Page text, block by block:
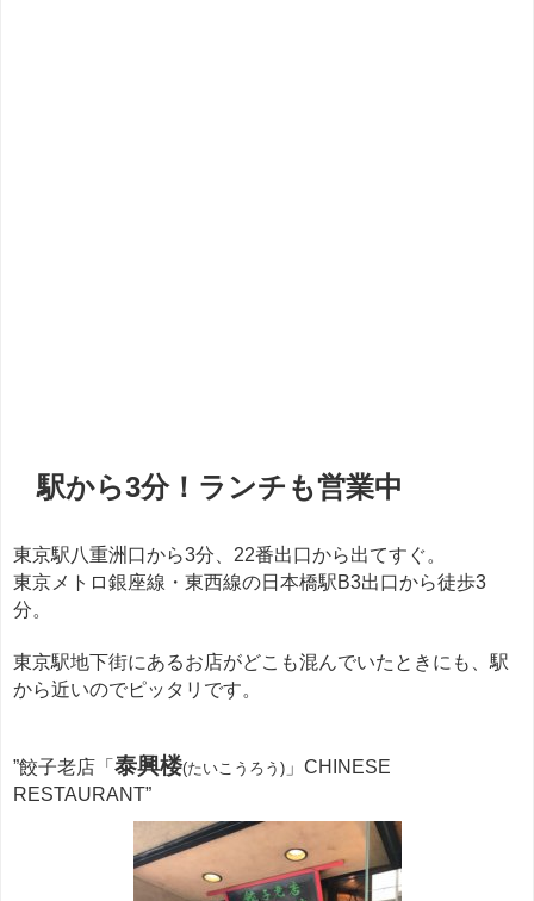
駅から3分！ランチも営業中
東京駅八重洲口から3分、22番出口から出てすぐ。
東京メトロ銀座線・東西線の日本橋駅B3出口から徒歩3
分。
東京駅地下街にあるお店がどこも混んでいたときにも、駅
から近いのでピッタリです。
”餃子老店「 泰興楼(たいこうろう) 」CHINESE
RESTAURANT”